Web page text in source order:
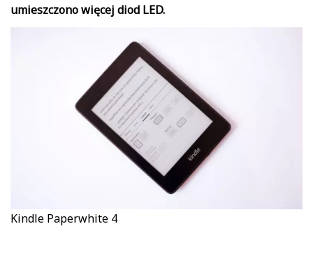
umieszczono więcej diod LED.
Kindle Paperwhite 4